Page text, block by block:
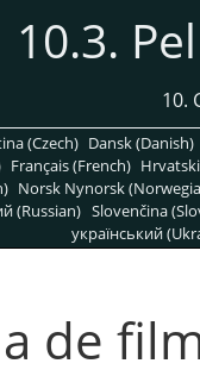
10.3.
10.
(Czech) Dansk (Danish)
Français (French)
Norsk Nynorsk
(Russian) Slovenčina
український
de